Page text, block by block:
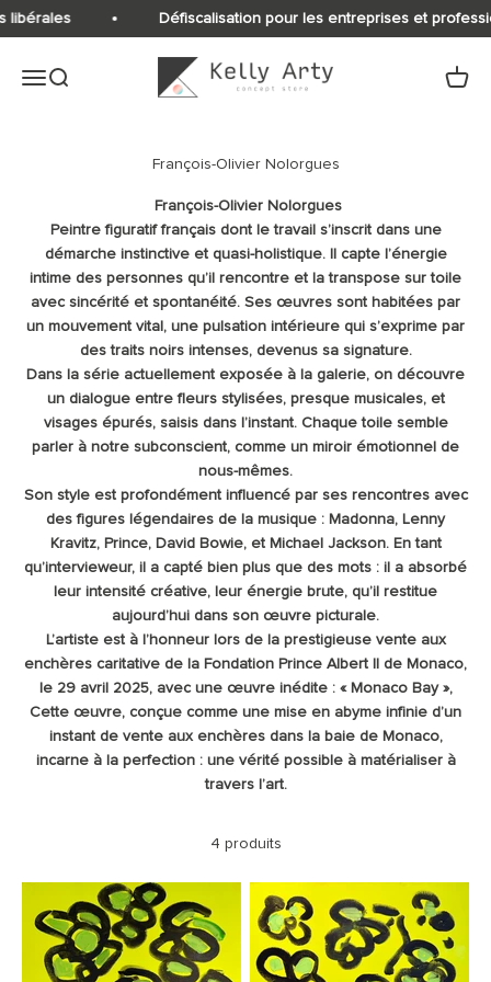
Passer au contenu
libérales Défiscalisation pour les entreprises et
Ouvrir la navigation
Ouvrir la recherche
Kelly Arty
Voir
François-Olivier Nolorgues
Peintre figuratif français dont le travail s’inscrit dans une
démarche instinctive et quasi-holistique.
Il capte l’énergie
intime des personnes qu’il rencontre et la transpose sur toile
avec sincérité et spontanéité. Ses œuvres sont habitées par
un mouvement vital, une pulsation intérieure qui s’exprime par
des traits noirs intenses, devenus sa signature.
Dans la série actuellement exposée à la galerie, on découvre
un dialogue entre fleurs stylisées, presque musicales, et
visages épurés, saisis dans l’instant. Chaque toile semble
parler à notre subconscient, comme un miroir émotionnel de
nous-mêmes.
Son style est profondément influencé par ses rencontres avec
des figures légendaires de la musique : Madonna, Lenny
Kravitz, Prince, David Bowie, et Michael Jackson. En tant
qu’intervieweur, il a capté bien plus que des mots : il a absorbé
leur intensité créative, leur énergie brute, qu’il restitue
aujourd’hui dans son œuvre picturale.
L’artiste est à l’honneur lors de la prestigieuse vente aux
enchères caritative de la Fondation Prince Albert II de Monaco,
le 29 avril 2025, avec une œuvre inédite : « Monaco Bay »,
Cette œuvre, conçue comme une mise en abyme infinie d’un
instant de vente aux enchères dans la baie de Monaco,
incarne à la perfection : une vérité possible à matérialiser à
travers l’art.
4 produits